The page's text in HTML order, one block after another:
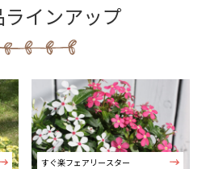
インアップ
すぐ楽フェアリースター